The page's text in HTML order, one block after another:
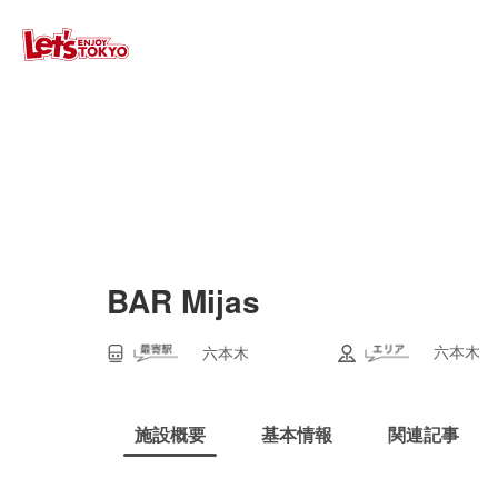
BAR Mijas
六本木 六本木
施設概要 基本情報 関連記事